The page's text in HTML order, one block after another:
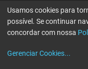
Usamos cookies para
possível. Se continuar
concordar com nossa
Gerenciar Cookies...
Erro ao enviar